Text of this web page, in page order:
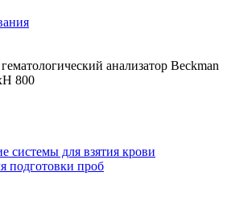
анализатор Beckman
800
системы для взятия крови
подготовки проб